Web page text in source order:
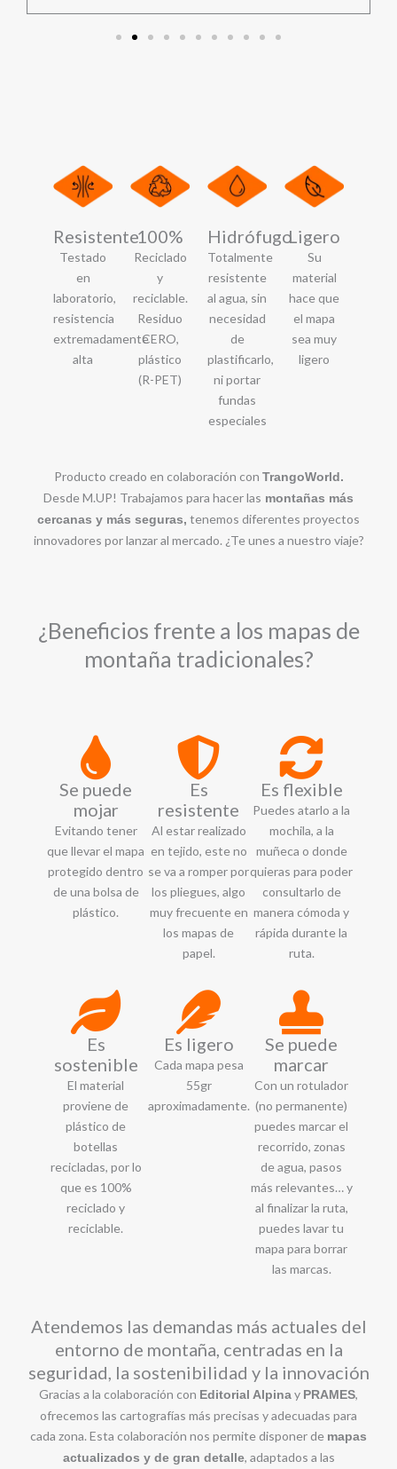
Resistente
Testado
en
laboratorio,
resistencia
extremadamente
alta
100%
Reciclado
y
reciclable.
Residuo
CERO,
plástico
(R-PET)
Hidrófugo
Totalmente
resistente
al agua, sin
necesidad
de
plastificarlo,
ni portar
fundas
especiales
Ligero
Su
material
hace que
el mapa
sea muy
ligero
Producto creado en colaboración con TrangoWorld.
Desde M.UP! Trabajamos para hacer las montañas más
cercanas y más seguras, tenemos diferentes proyectos
innovadores por lanzar al mercado. ¿Te unes a nuestro viaje?
¿Beneficios frente a los mapas de
montaña tradicionales?
Se puede
mojar
Evitando tener
que llevar el mapa
protegido dentro
de una bolsa de
plástico.
Es
resistente
Al estar realizado
en tejido, este no
se va a romper por
los pliegues, algo
muy frecuente en
los mapas de
papel.
Es flexible
Puedes atarlo a la
mochila, a la
muñeca o donde
quieras para poder
consultarlo de
manera cómoda y
rápida durante la
ruta.
Es
sostenible
El material
proviene de
plástico de
botellas
recicladas, por lo
que es 100%
reciclado y
reciclable.
Es ligero
Cada mapa pesa
55gr
aproximadamente.
Se puede
marcar
Con un rotulador
(no permanente)
puedes marcar el
recorrido, zonas
de agua, pasos
más relevantes… y
al finalizar la ruta,
puedes lavar tu
mapa para borrar
las marcas.
Atendemos las demandas más actuales del
entorno de montaña, centradas en la
seguridad, la sostenibilidad y la innovación
Gracias a la colaboración con Editorial Alpinay PRAMES,
ofrecemos las cartografías más precisas y adecuadas para
cada zona. Esta colaboración nos permite disponer de mapas
actualizados y de gran detalle, adaptados a las